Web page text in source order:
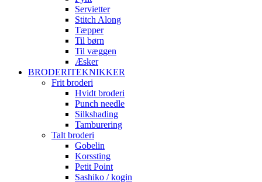
Servietter
Stitch Along
Tæpper
Til børn
Til væggen
Æsker
BRODERITEKNIKKER
Frit broderi
Hvidt broderi
Punch needle
Silkshading
Tamburering
Talt broderi
Gobelin
Korssting
Petit Point
Sashiko / kogin